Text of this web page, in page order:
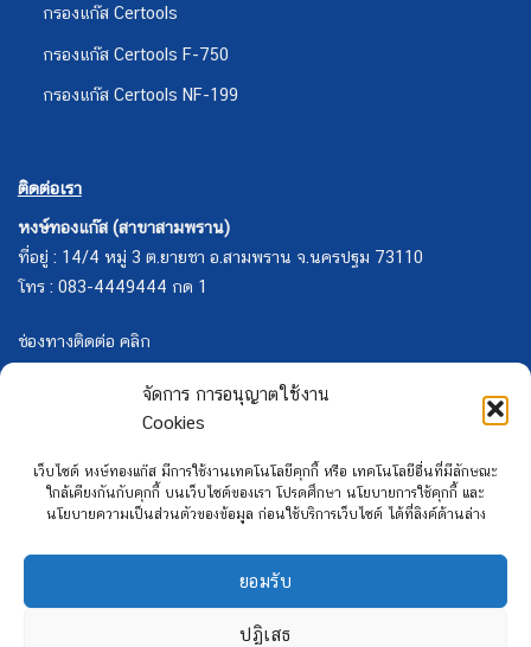
จัดการ การอนุญาตใช้งาน
Cookies
เว็บไซต์ หงษ์ทองแก๊ส มีการใช้งานเทคโนโลยีคุกกี้ หรือ เทคโนโลยีอื่นที่มีลักษณะ
ใกล้เคียงกันกับคุกกี้ บนเว็บไซต์ของเรา โปรดศึกษา นโยบายการใช้คุกกี้ และ
นโยบายความเป็นส่วนตัวของข้อมูล ก่อนใช้บริการเว็บไซต์ ได้ที่ลิงค์ด้านล่าง
ยอมรับ
ปฏิเสธ
กรองแก๊ส Certools
กรองแก๊ส Certools F-750
กรองแก๊ส Certools NF-199
ติดต่อเรา
หงษ์ทองแก๊ส (สาขาสามพราน)
ที่อยู่ : 14/4 หมู่ 3 ต.ยายชา อ.สามพราน จ.นครปฐม 73110
โทร : 083-4449444 กด 1
ช่องทางติดต่อ คลิก